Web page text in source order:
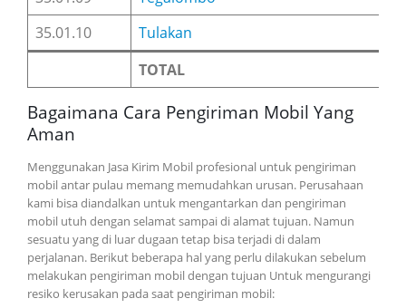
35.01.10
Tulakan
TOTAL
Bagaimana Cara Pengiriman Mobil Yang
Aman
Menggunakan Jasa Kirim Mobil profesional untuk pengiriman
mobil antar pulau memang memudahkan urusan. Perusahaan
kami bisa diandalkan untuk mengantarkan dan pengiriman
mobil utuh dengan selamat sampai di alamat tujuan. Namun
sesuatu yang di luar dugaan tetap bisa terjadi di dalam
perjalanan. Berikut beberapa hal yang perlu dilakukan sebelum
melakukan pengiriman mobil dengan tujuan Untuk mengurangi
resiko kerusakan pada saat pengiriman mobil: